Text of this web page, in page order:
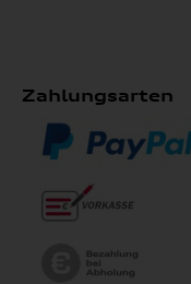
Zahlungsarten